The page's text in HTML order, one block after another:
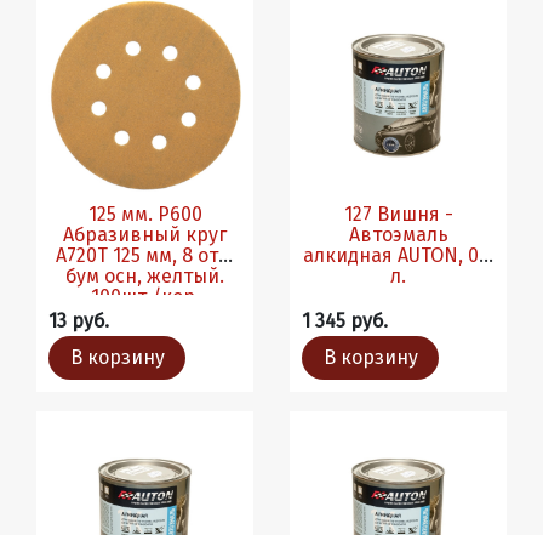
125 мм. Р600
Абразивный круг
A720T 125 мм, 8 отв,
бум осн, желтый.
100шт./кор.
13 руб.
В корзину
127 Вишня -
Автоэмаль
алкидная AUTON, 0.8
л.
1 345 руб.
В корзину